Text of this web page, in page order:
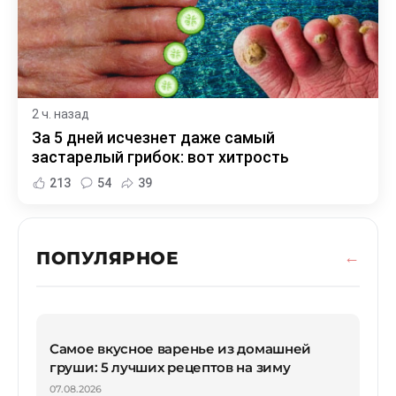
2 ч. назад
За 5 дней исчезнет даже самый
застарелый грибок: вот хитрость
213 54 39
ПОПУЛЯРНОЕ
Самое вкусное варенье из домашней
груши: 5 лучших рецептов на зиму
07.08.2026